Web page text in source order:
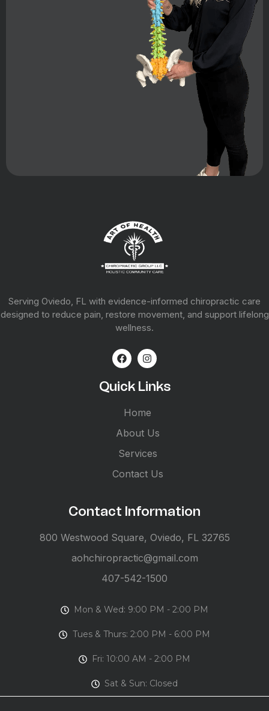
Serving Oviedo, FL with evidence-informed chiropractic care
designed to reduce pain, restore movement, and support lifelong
wellness.
Quick Links
Home
About Us
Services
Contact Us
Contact Information
800 Westwood Square, Oviedo, FL 32765
aohchiropractic@gmail.com
407-542-1500
Mon & Wed: 9:00 PM - 2:00 PM
Tues & Thurs: 2:00 PM - 6:00 PM
Fri: 10:00 AM - 2:00 PM
Sat & Sun: Closed